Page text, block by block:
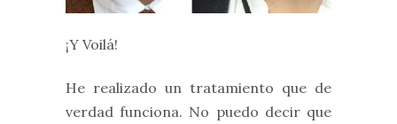
¡Y Voilá!
He realizado un tratamiento que de
verdad funciona. No puedo decir que